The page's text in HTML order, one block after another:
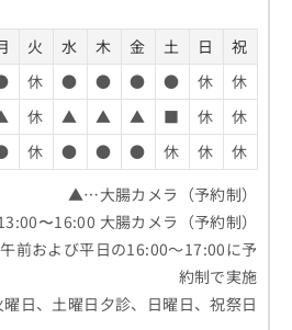
火 水 木 金 土 日
祝
休 ● ● ● ● 休
休
休 ▲ ▲ ▲ ■ 休
休
休 ● ● ● 休 休
休
▲…大腸カメラ（予約制）
〜16:00 大腸カメラ（予約制）
前および平日の16:00～17:00に予
約制で実施
日、土曜日夕診、日曜日、祝祭日